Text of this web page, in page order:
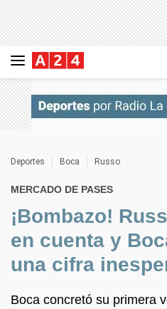
Deportes Boca Russo
MERCADO DE PASES
¡Bombazo!
en cuenta y
una cifra
Boca concretó su primera